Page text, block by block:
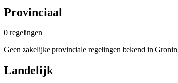
Provinciaal
0 regelingen
Geen zakelijke provinciale regelingen bekend in
Landelijk